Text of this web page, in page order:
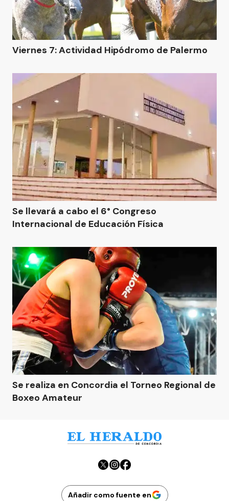
Viernes 7: Actividad Hipódromo de Palermo
Se llevará a cabo el 6° Congreso
Internacional de Educación Física
Se realiza en Concordia el Torneo Regional de
Boxeo Amateur
Añadir como fuente en